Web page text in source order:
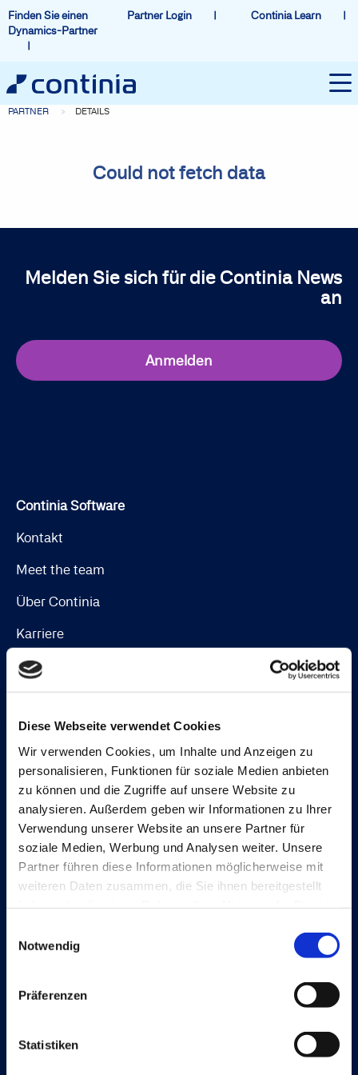
Diese Webseite verwendet Cookies
Wir verwenden Cookies, um Inhalte und Anzeigen zu
personalisieren, Funktionen für soziale Medien anbieten
zu können und die Zugriffe auf unsere Website zu
analysieren. Außerdem geben wir Informationen zu Ihrer
Verwendung unserer Website an unsere Partner für
soziale Medien, Werbung und Analysen weiter. Unsere
Partner führen diese Informationen möglicherweise mit
weiteren Daten zusammen, die Sie ihnen bereitgestellt
Notwendig
Präferenzen
Statistiken
Finden Sie einen
Dynamics-Partner
Partner Login Continia Learn
PARTNER DETAILS
Could not fetch data
Melden Sie sich für die Continia News
an
Anmelden
Continia Software
Kontakt
Meet the team
Über Continia
Karriere
Finden Sie einen Dynamics-Partner
Lösungen
Document Capture
Document Output
Expense Management
Continia Finance
Continia Banking
OPplus
Rechtliche Hinweise